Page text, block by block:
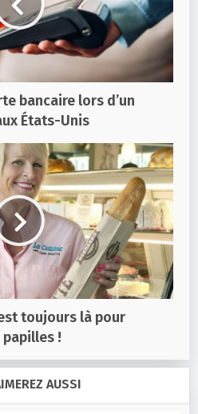
bancaire lors d’un
États-Unis
toujours là pour
papilles !
AUSSI